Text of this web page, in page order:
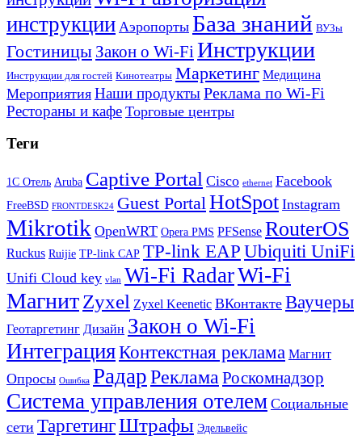
инструкции Аэропорты База знаний ВУЗы
Гостиницы Закон о Wi-Fi Инструкции
Инструкции для гостей Кинотеатры Маркетинг Медицина
Мероприятия Наши продуктыРеклама по Wi-Fi
Рестораны и кафе Торговые центры
Теги
1С Отель Aruba Captive Portal Cisco ethernet Facebook
FreeBSD FRONTDESK24 Guest PortalHotSpot Instagram
Mikrotik OpenWRT Opera PMS PFSense RouterOS
Ruckus Ruijie TP-link CAP TP-link EAP Ubiquiti UniFi
Unifi Cloud key vlan Wi-Fi RadarWi-Fi
МагнитZyxel Zyxel Keenetic ВКонтакте Ваучеры
Геотаргетинг Дизайн Закон о Wi-Fi
ИнтеграцияКонтекстная реклама Магнит
Опросы Ошибка РадарРеклама Роскомнадзор
Система управления отелем Социальные
сети ТаргетингШтрафы Эдельвейс